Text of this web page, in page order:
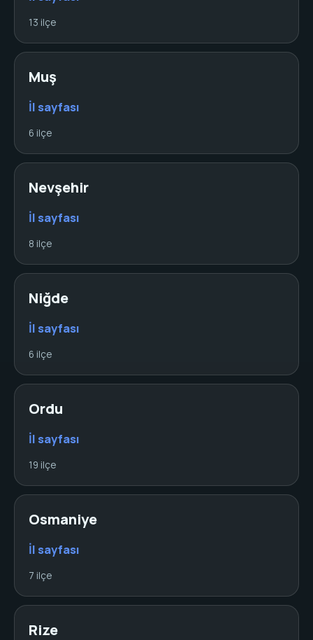
13 ilçe
Muş
İl sayfası
6 ilçe
Nevşehir
İl sayfası
8 ilçe
Niğde
İl sayfası
6 ilçe
Ordu
İl sayfası
19 ilçe
Osmaniye
İl sayfası
7 ilçe
Rize